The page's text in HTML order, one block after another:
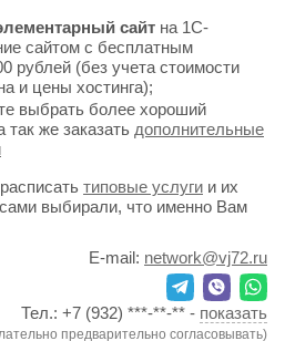
сайт на 1С-
сайтом с бесплатным
рублей (без учета стоимости
и цены хостинга);
выбрать более хороший
же заказать дополнительные
типовые услуги и их
выбирали, что именно Вам
E-mail: network@vj72.ru
Тел.: +7 (932) ***-**-** - показать
предварительно согласовывать)